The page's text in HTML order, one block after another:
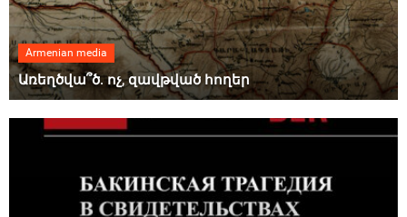
Armenian media
Առեղծվա՞ծ. ոչ, զավթված հողեր